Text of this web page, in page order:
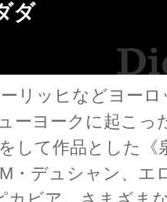
ダ
リッヒなどヨー
ーヨークに起こっ
して作品とした《
・デュシャン、エ